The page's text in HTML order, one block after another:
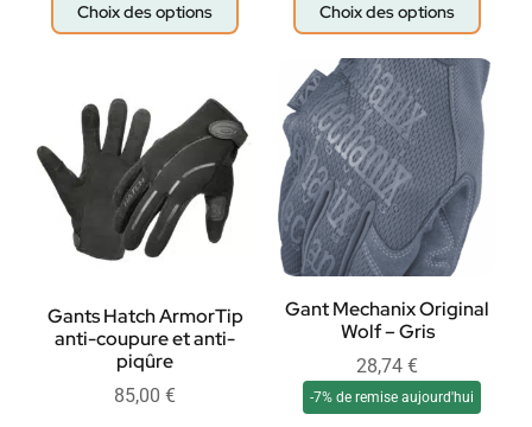
Choix des options Choix des options
Gants Hatch ArmorTip
anti-coupure et anti-
piqûre
85,00 €
Gant Mechanix Original
Wolf – Gris
28,74 €
-7% de remise aujourd'hui